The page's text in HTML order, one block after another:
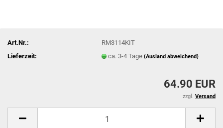
Art.Nr.:
RM3114KIT
Lieferzeit:
ca. 3-4 Tage(Ausland abweichend)
64.90 EUR
zzgl. Versand